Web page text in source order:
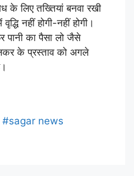
के लिए तख्तियां बनवा रखी
नहीं होगी-नहीं होगी।
पानी का पैसा लो जैसे
के प्रस्ताव को अगले
#sagar news